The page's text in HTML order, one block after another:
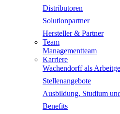
Distributoren
Solutionpartner
Hersteller & Partner
Team
Managementteam
Karriere
Wachendorff als
Stellenangebote
Ausbildung, Studium
Benefits